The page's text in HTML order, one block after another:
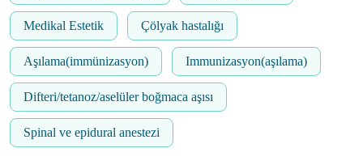
Medikal Estetik Çölyak hastalığı
Aşılama(immünizasyon) Immunizasyon(aşılama)
Difteri/tetanoz/aselüler boğmaca aşısı
Spinal ve epidural anestezi